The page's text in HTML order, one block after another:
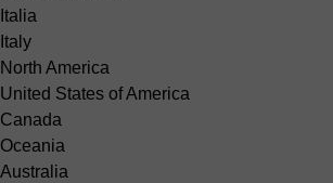
Italia
Italy
North America
United States of America
Canada
Oceania
Australia